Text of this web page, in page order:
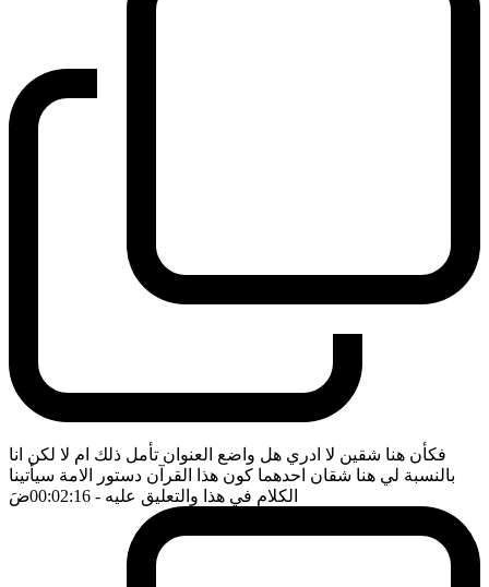
فكأن هنا شقين لا ادري هل واضع العنوان تأمل ذلك ام لا لكن انا
بالنسبة لي هنا شقان احدهما كون هذا القرآن دستور الامة سيأتينا
الكلام في هذا والتعليق عليه - 00:02:16 ضَ